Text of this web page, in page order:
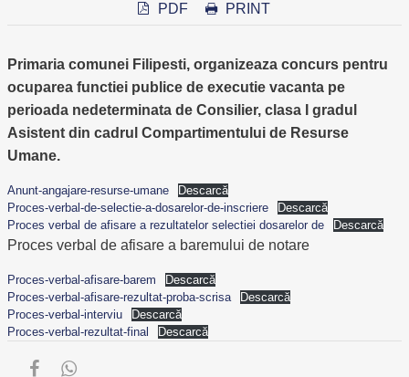
PDF PRINT
Primaria comunei Filipesti, organizeaza concurs pentru
ocuparea functiei publice de executie vacanta pe
perioada nedeterminata de Consilier, clasa I gradul
Asistent din cadrul Compartimentului de Resurse
Umane.
Anunt-angajare-resurse-umane
Descarcă
Proces-verbal-de-selectie-a-dosarelor-de-inscriere
Descarcă
Proces verbal de afisare a rezultatelor selectiei dosarelor de
Descarcă
Proces verbal de afisare a baremului de notare
Proces-verbal-afisare-barem
Descarcă
Proces-verbal-afisare-rezultat-proba-scrisa
Descarcă
Proces-verbal-interviu
Descarcă
Proces-verbal-rezultat-final
Descarcă